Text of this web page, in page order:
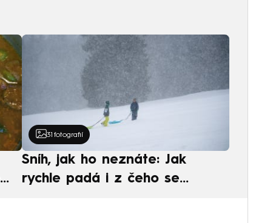
31 fotografií
Sníh, jak ho neznáte: Jak
rychle padá i z čeho se